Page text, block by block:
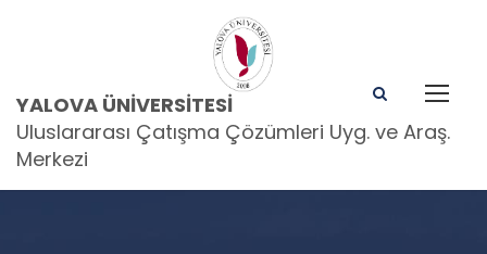
YALOVA ÜNIVERSITESI
Uluslararası Çatışma Çözümleri Uyg. ve Araş.
Merkezi